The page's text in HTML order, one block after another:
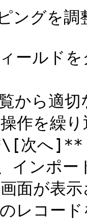
作を繰り
ンポー
面が表
レコー